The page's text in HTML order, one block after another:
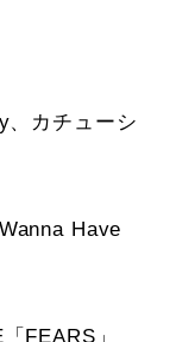
、カチューシ
Have
FEARS」